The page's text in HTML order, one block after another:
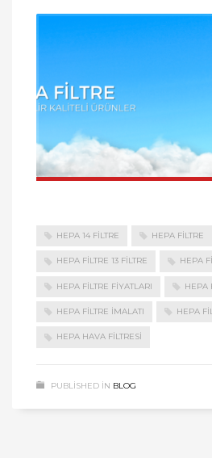
HEPA 14 FİLTRE HEPA FİLTRE
HEPA FİLTRE 13 FİLTRE HEPA
HEPA FİLTRE FİYATLARI HEPA
HEPA FİLTRE İMALATI HEPA
HEPA HAVA FİLTRESİ
PUBLISHED IN BLOG